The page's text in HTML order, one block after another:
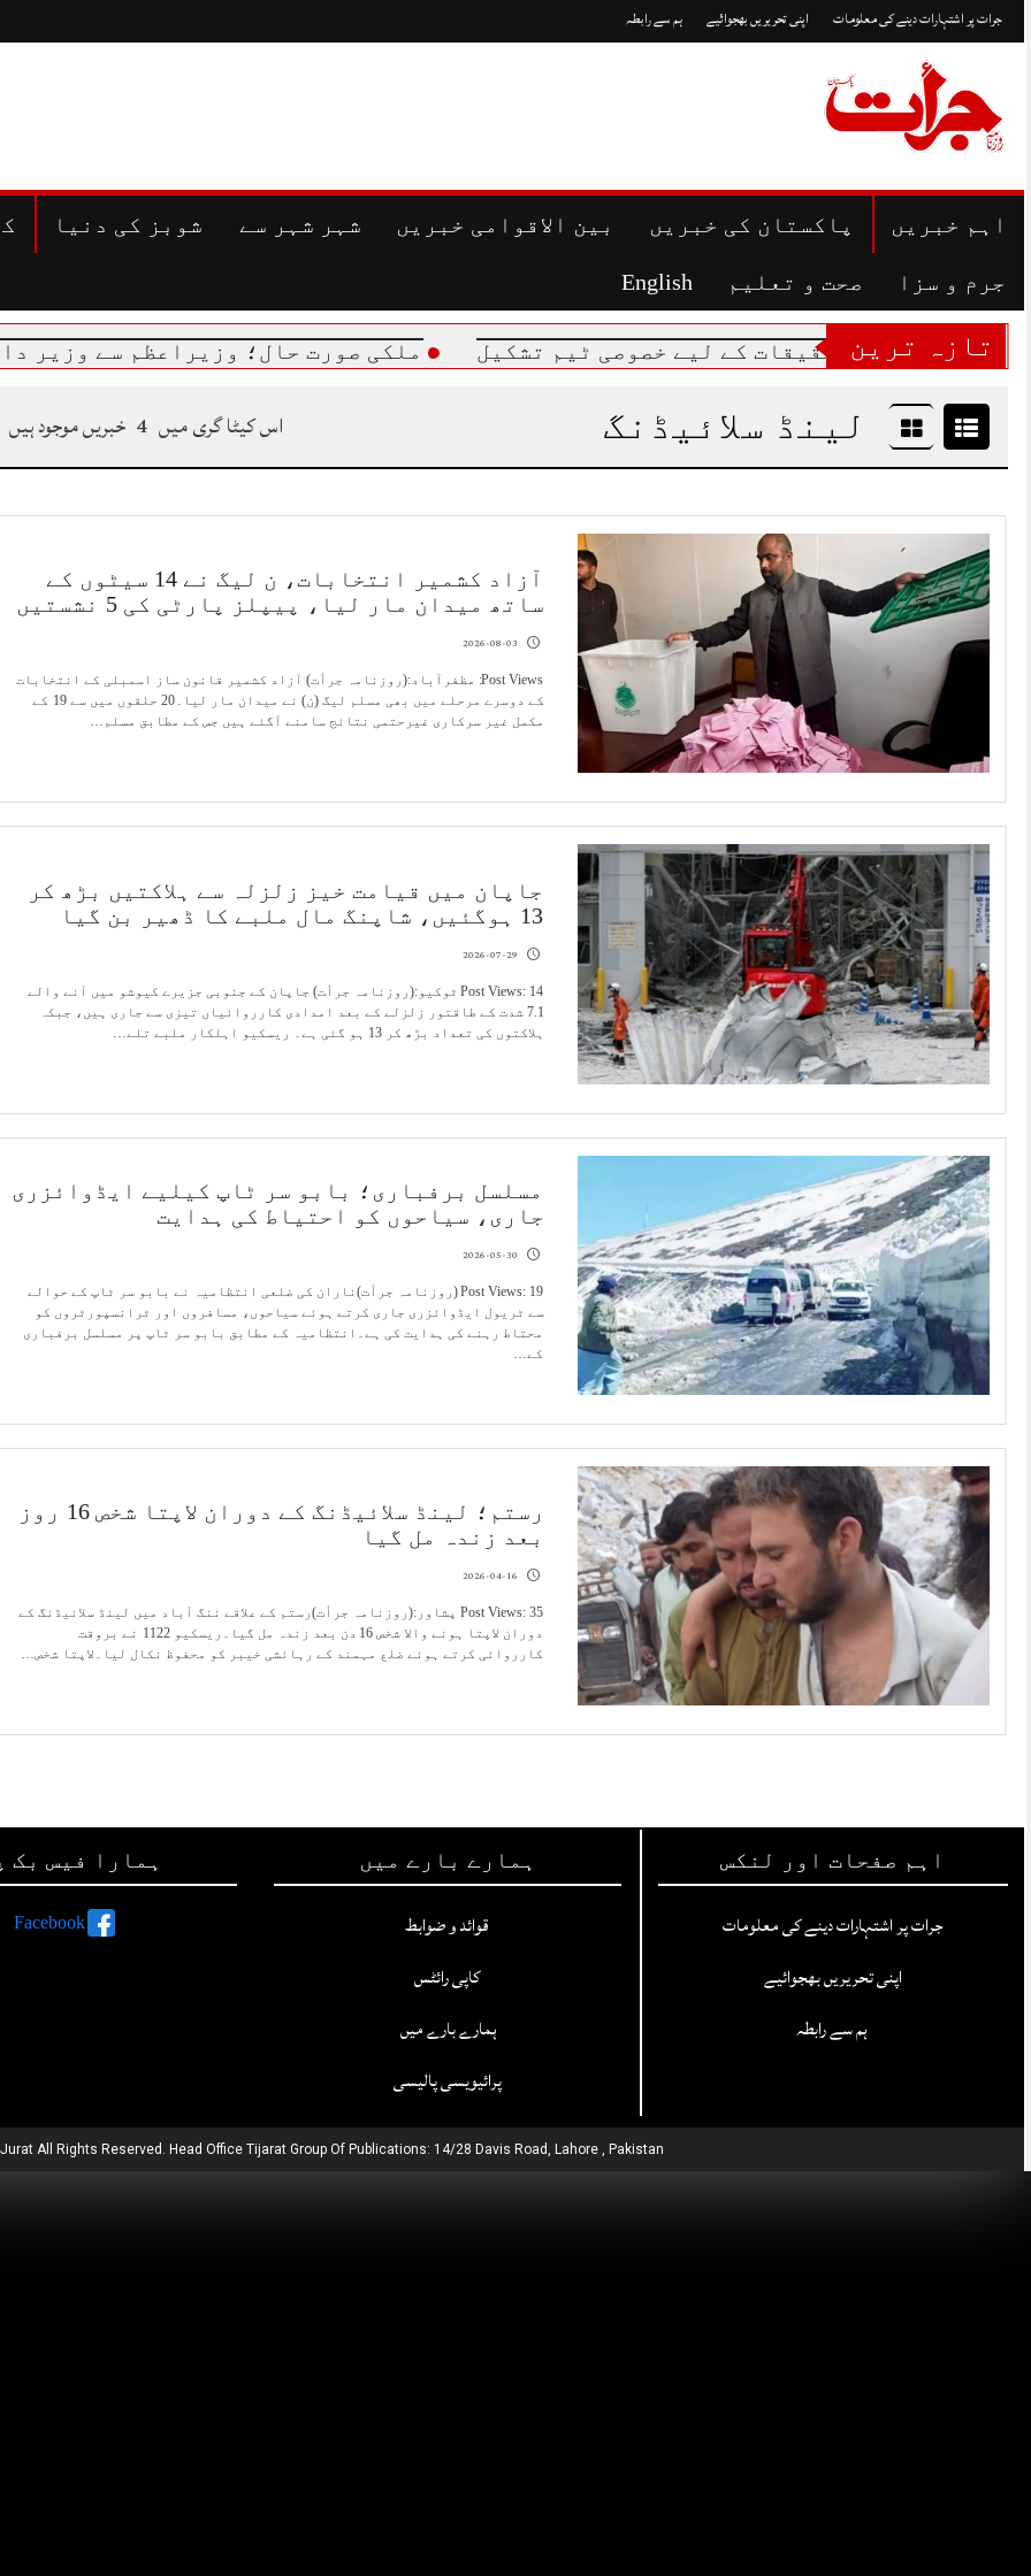
to
content
جرات پر اشتہارات دینے کی معلومات اپنی تحریریں بھجوائیے ہم سے رابطہ
اہم خبریں پاکستان کی خبریں بین الاقوامی خبریں شہر شہر سے شوبز کی دنیا
جرم و سزا صحت و تعلیم English
تازہ ترین
قتل کی تحقیقات کے لیے خصوصی ٹیم تشکیل ملکی صورت حال؛ وزیراعظم سے وزیر داخلہ
لینڈ سلائیڈنگ اس کیٹا گری میں 4 خبریں موجود ہیں
آزاد کشمیر انتخابات، ن لیگ نے 14 سیٹوں کے
ساتھ میدان مار لیا، پیپلز پارٹی کی 5 نشستیں
2026-08-03
Post Views: مظفرآباد:(روزنامہ جرأت) آزاد کشمیر قانون ساز اسمبلی کے انتخابات
کے دوسرے مرحلے میں بھی مسلم لیگ (ن) نے میدان مار لیا۔20 حلقوں میں سے 19 کے
مکمل غیر سرکاری غیرحتمی نتائج سامنے آگئے ہیں جس کے مطابق مسلم…
جاپان میں قیامت خیز زلزلہ سے ہلاکتیں بڑھ کر
13 ہوگئیں، شاپنگ مال ملبے کا ڈھیر بن گیا
2026-07-29
Post Views: 14 ٹوکیو:(روزنامہ جرأت) جاپان کے جنوبی جزیرے کیوشو میں آنے والے
7.1 شدت کے طاقتور زلزلے کے بعد امدادی کارروائیاں تیزی سے جاری ہیں، جبکہ
ہلاکتوں کی تعداد بڑھ کر 13 ہو گئی ہے۔ ریسکیو اہلکار ملبے تلے…
مسلسل برفباری؛ بابو سر ٹاپ کیلیے ایڈوائزری
جاری، سیاحوں کو احتیاط کی ہدایت
2026-05-30
Post Views: 19 (روزنامہ جرأت)ناران کی ضلعی انتظامیہ نے بابو سر ٹاپ کے حوالے
سے ٹریول ایڈوائزری جاری کرتے ہوئے سیاحوں، مسافروں اور ٹرانسپورٹروں کو
محتاط رہنے کی ہدایت کی ہے۔انتظامیہ کے مطابق بابو سر ٹاپ پر مسلسل برفباری
کے…
رستم؛ لینڈ سلائیڈنگ کے دوران لاپتا شخص 16 روز
بعد زندہ مل گیا
2026-04-16
Post Views: 35 پشاور:(روزنامہ جرأت)رستم کے علاقے ننگ آباد میں لینڈ سلائیڈنگ کے
دوران لاپتا ہونے والا شخص 16 دن بعد زندہ مل گیا۔ریسکیو 1122 نے بروقت
کارروائی کرتے ہوئے ضلع مہمند کے رہائشی خیبر کو محفوظ نکال لیا۔لاپتا شخص…
ہمارا فیس بک
Facebook
ہمارے بارے میں
قوائد و ضوابط
کاپی رائٹس
ہمارے بارے میں
پرائیویسی پالیسی
اہم صفحات اور لنکس
جرات پر اشتہارات دینے کی معلومات
اپنی تحریریں بھجوائیے
ہم سے رابطہ
All Rights Reserved. Head Office Tijarat Group Of Publications: 14/28 Davis Road, Lahore , Pakistan